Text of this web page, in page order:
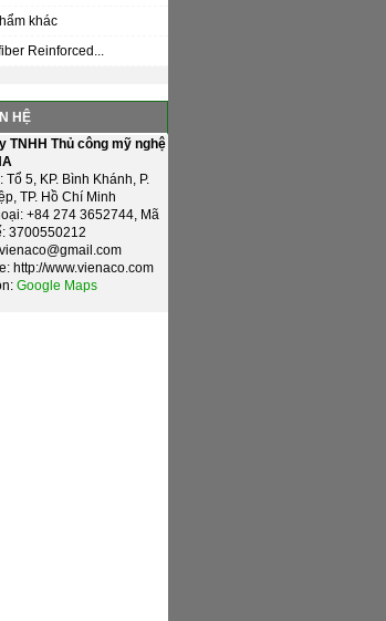
khác
Reinforced...
HỆ
TNHH Thủ công mỹ nghệ
Tổ 5, KP. Bình Khánh, P.
TP. Hồ Chí Minh
+84 274 3652744, Mã
3700550212
http://www.vienaco.com
Google Maps